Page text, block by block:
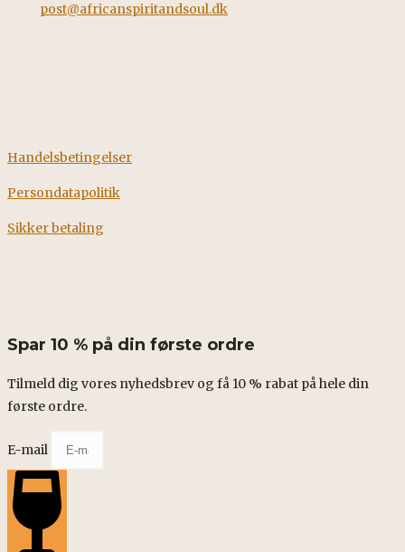
post@africanspiritandsoul.dk
Handelsbetingelser
Persondatapolitik
Sikker betaling
Spar 10 % på din første ordre
Tilmeld dig vores nyhedsbrev og få 10 % rabat på hele din
første ordre.
E-mail